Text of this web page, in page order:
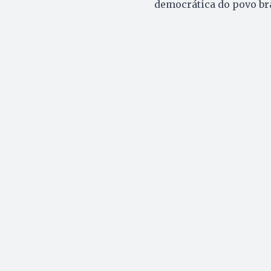
democrática do povo